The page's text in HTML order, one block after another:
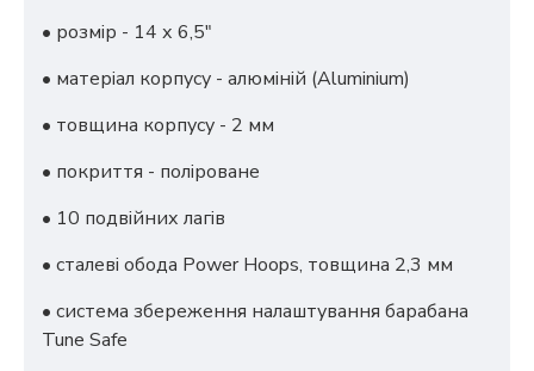
• розмір - 14 х 6,5"
• матеріал корпусу - алюміній (Aluminium)
• товщина корпусу - 2 мм
• покриття - поліроване
• 10 подвійних лагів
• сталеві обода Power Hoops, товщина 2,3 мм
• система збереження налаштування барабана
Tune Safe